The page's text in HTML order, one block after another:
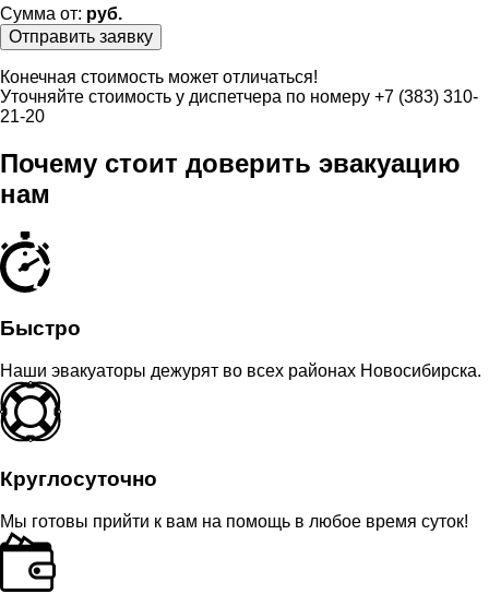
Сумма от: руб.
Отправить заявку
Конечная стоимость может отличаться!
Уточняйте стоимость у диспетчера по номеру +7 (383) 310-
21-20
Почему стоит доверить эвакуацию
нам
Быстро
Наши эвакуаторы дежурят во всех районах Новосибирска.
Круглосуточно
Мы готовы прийти к вам на помощь в любое время суток!